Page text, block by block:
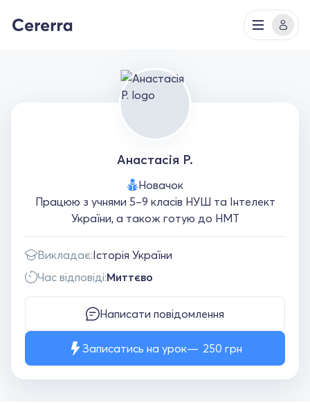
Анастасія Р.
Новачок
Працюю з учнями 5–9 класів НУШ та Інтелект
України, а також готую до НМТ
Викладає:Історія України
Час відповіді:Миттєво
Написати повідомлення
Записатись на урок 250 грн